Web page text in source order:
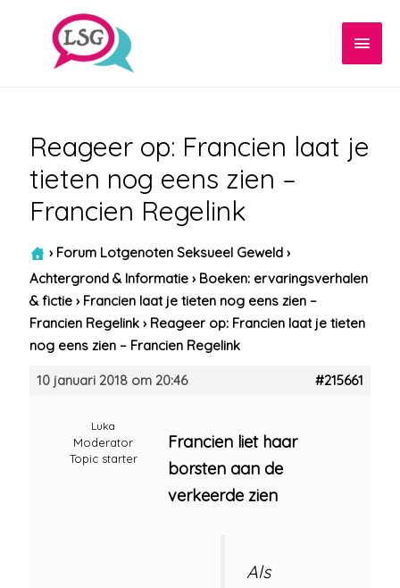
Reageer op: Francien laat je
tieten nog eens zien –
Francien Regelink
› Forum Lotgenoten Seksueel Geweld ›
Achtergrond & Informatie › Boeken: ervaringsverhalen
& fictie › Francien laat je tieten nog eens zien –
Francien Regelink › Reageer op: Francien laat je tieten
nog eens zien – Francien Regelink
10 januari 2018 om 20:46 #215661
Luka
Moderator
Topic starter
Francien liet haar
borsten aan de
verkeerde zien
Als